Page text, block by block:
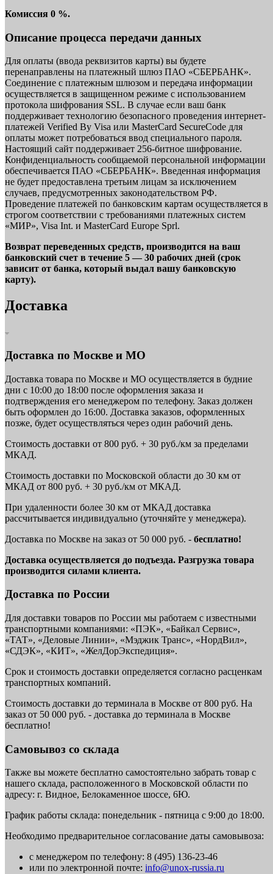
Комиссия 0 %.
Описание процесса передачи данных
Для оплаты (ввода реквизитов карты) вы будете
перенаправлены на платежный шлюз ПАО «СБЕРБАНК».
Соединение с платежным шлюзом и передача информации
осуществляется в защищенном режиме с использованием
протокола шифрования SSL. В случае если ваш банк
поддерживает технологию безопасного проведения интернет-
платежей Verified By Visa или MasterCard SecureCode для
оплаты может потребоваться ввод специального пароля.
Настоящий сайт поддерживает 256-битное шифрование.
Конфиденциальность сообщаемой персональной информации
обеспечивается ПАО «СБЕРБАНК». Введенная информация
не будет предоставлена третьим лицам за исключением
случаев, предусмотренных законодательством РФ.
Проведение платежей по банковским картам осуществляется в
строгом соответствии с требованиями платежных систем
«МИР», Visa Int. и MasterCard Europe Sprl.
Возврат переведенных средств, производится на ваш
банковский счет в течение 5 — 30 рабочих дней (срок
зависит от банка, который выдал вашу банковскую
карту).
Доставка
Доставка по Москве и МО
Доставка товара по Москве и МО осуществляется в будние
дни с 10:00 до 18:00 после оформления заказа и
подтверждения его менеджером по телефону. Заказ должен
быть оформлен до 16:00. Доставка заказов, оформленных
позже, будет осуществляться через один рабочий день.
Стоимость доставки от 800 руб. + 30 руб./км за пределами
МКАД.
Стоимость доставки по Московской области до 30 км от
МКАД от 800 руб. + 30 руб./км от МКАД.
При удаленности более 30 км от МКАД доставка
рассчитывается индивидуально (уточняйте у менеджера).
Доставка по Москве на заказ от 50 000 руб. - бесплатно!
Доставка осуществляется до подъезда. Разгрузка товара
производится силами клиента.
Доставка по России
Для доставки товаров по России мы работаем с известными
транспортными компаниями: «ПЭК», «Байкал Сервис»,
«ТАТ», «Деловые Линии», «Мэджик Транс», «НордВил»,
«СДЭК», «КИТ», «ЖелДорЭкспедиция».
Срок и стоимость доставки определяется согласно расценкам
транспортных компаний.
Стоимость доставки до терминала в Москве от 800 руб. На
заказ от 50 000 руб. - доставка до терминала в Москве
бесплатно!
Самовывоз со склада
Также вы можете бесплатно самостоятельно забрать товар с
нашего склада, расположенного в Московской области по
адресу: г. Видное, Белокаменное шоссе, 6Ю.
График работы склада: понедельник - пятница с 9:00 до 18:00.
Необходимо предварительное согласование даты самовывоза:
с менеджером по телефону: 8 (495) 136-23-46
или по электронной почте: info@unox-russia.ru